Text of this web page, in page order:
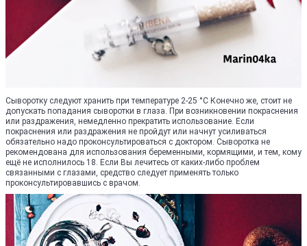
Сыворотку следуют хранить при температуре 2-25 °С Конечно же, стоит не
допускать попадания сыворотки в глаза. При возникновении покраснения
или раздражения, немедленно прекратить использование. Если
покраснения или раздражения не пройдут или начнут усиливаться
обязательно надо проконсультироваться с доктором. Сыворотка не
рекомендована для использования беременными, кормящими, и тем, кому
ещё не исполнилось 18. Если Вы лечитесь от каких-либо проблем
связанными с глазами, средство следует применять только
проконсультировавшись с врачом.